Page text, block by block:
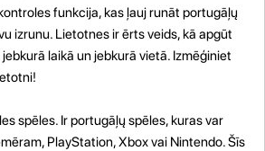
funkcija, kas ļauj runāt portugāļų
izrunu. Lietotnes ir ērts veids, kā apgūt
laikā un jebkurā vietā. Izmēģiniet
spēles. Ir portugāļų spēles, kuras var
PlayStation, Xbox vai Nintendo. Šīs